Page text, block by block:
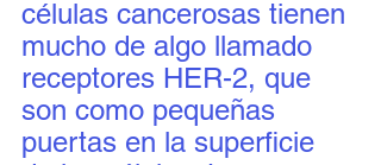
células cancerosas tienen
mucho de algo llamado
receptores HER-2, que
son como pequeñas
puertas en la superficie